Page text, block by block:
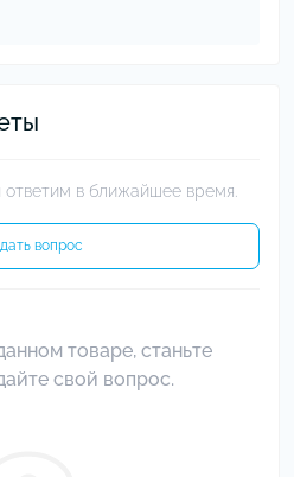
в ближайшее время.
вопрос
товаре, станьте
свой вопрос.